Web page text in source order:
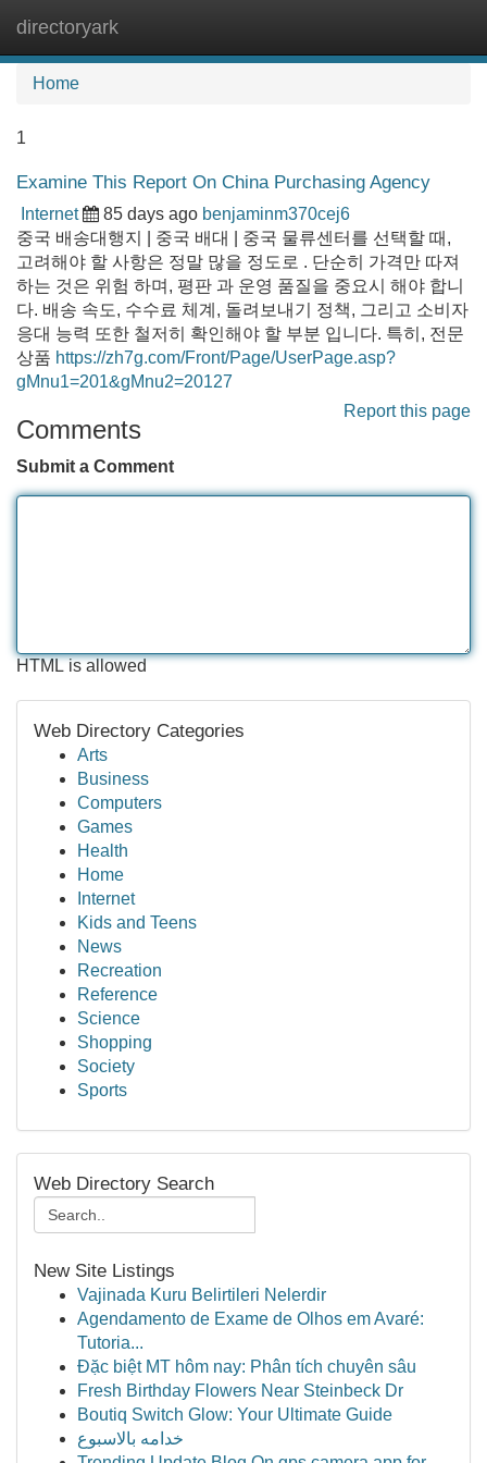
directoryark
Home
1
Examine This Report On China Purchasing Agency
Internet 85 days ago benjaminm370cej6
중국 배송대행지 | 중국 배대 | 중국 물류센터를 선택할 때,
고려해야 할 사항은 정말 많을 정도로 . 단순히 가격만 따져
하는 것은 위험 하며, 평판 과 운영 품질을 중요시 해야 합니
다. 배송 속도, 수수료 체계, 돌려보내기 정책, 그리고 소비자
응대 능력 또한 철저히 확인해야 할 부분 입니다. 특히, 전문
상품 https://zh7g.com/Front/Page/UserPage.asp?
gMnu1=201&gMnu2=20127
Report this page
Comments
Submit a Comment
HTML is allowed
Web Directory Categories
Arts
Business
Computers
Games
Health
Home
Internet
Kids and Teens
News
Recreation
Reference
Science
Shopping
Society
Sports
Web Directory Search
New Site Listings
Vajinada Kuru Belirtileri Nelerdir
Agendamento de Exame de Olhos em Avaré:
Tutoria...
Đặc biệt MT hôm nay: Phân tích chuyên sâu
Fresh Birthday Flowers Near Steinbeck Dr
Boutiq Switch Glow: Your Ultimate Guide
خدامه بالاسبوع